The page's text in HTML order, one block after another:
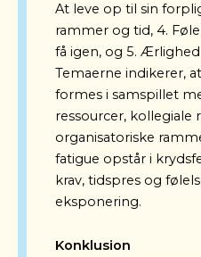
At leve op til sin
rammer og tid, 4.
få igen, og 5.
Temaerne indikerer,
formes i samspillet
ressourcer, kollegiale
organisatoriske
fatigue opstår i
krav, tidspres og
eksponering.
Konklusion